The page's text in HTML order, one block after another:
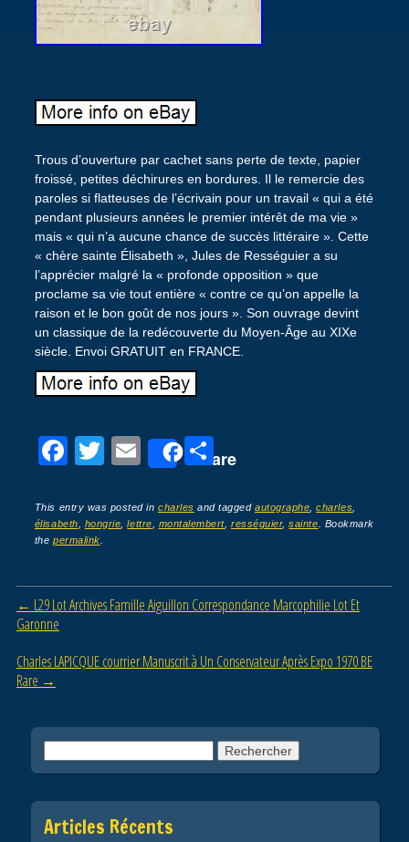
Trous d’ouverture par cachet sans perte de texte, papier
froissé, petites déchirures en bordures. Il le remercie des
paroles si flatteuses de l’écrivain pour un travail « qui a été
pendant plusieurs années le premier intérêt de ma vie »
mais « qui n’a aucune chance de succès littéraire ». Cette
« chère sainte Élisabeth », Jules de Rességuier a su
l’apprécier malgré la « profonde opposition » que
proclame sa vie tout entière « contre ce qu’on appelle la
raison et le bon goût de nos jours ». Son ouvrage devint
un classique de la redécouverte du Moyen-Âge au XIXe
siècle. Envoi GRATUIT en FRANCE.
F
c
e
o
k
T
tt
er
E
ail
Share
P
ta
g
This entry was posted incharles and taggedautographe ,charles
élisabeth
hongrie ,lettre montalembert,rességuier,sainte . Bookmark
thepermalink
Post navigation
← L29 Lot Archives Famille Aiguillon Correspondance Marcophilie Lot Et
Garonne
Charles LAPICQUE courrier Manuscrit à Un Conservateur Après Expo 1970 BE
Rare →
Articles Récents